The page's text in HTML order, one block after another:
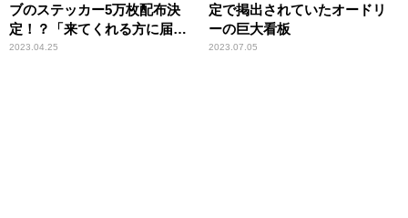
ブのステッカー5万枚配布決
定！？「来てくれる方に届け
たい」
2023.04.25
定で掲出されていたオードリ
ーの巨大看板
2023.07.05